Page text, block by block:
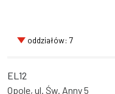
oddziałów: 7
EL12
Opole, ul. Św. Anny 5